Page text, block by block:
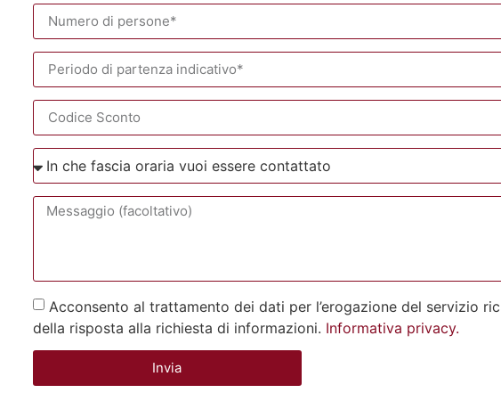
Acconsento al trattamento dei dati per l’erogazione del servizio
della risposta alla richiesta di informazioni. Informativa privacy.
Invia